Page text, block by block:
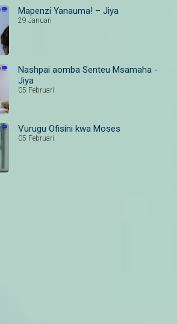
Mapenzi Yanauma! – Jiya
29 Januari
Nashpai aomba Senteu Msamaha -
Jiya
05 Februari
Vurugu Ofisini kwa Moses
05 Februari